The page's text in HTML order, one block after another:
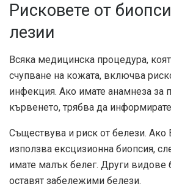
Рисковете от
лезии
Всяка медицинска процедура,
счупване на кожата, включва
инфекция. Ако имате анамнеза за
кървенето, трябва да
Съществува и риск от белези. Ако
използва ексцизионна биопсия,
имате малък белег. Други видове
оставят забележими белези.